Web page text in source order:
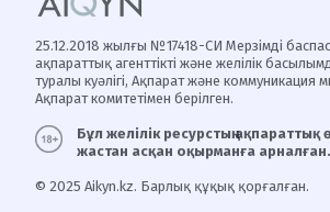
25.12.2018 жылғы №17418-СИ Мерзімді
ақпараттық агенттікті және желілік
туралы куәлігі, Ақпарат және коммуникация
Ақпарат комитетімен берілген.
Бұл желілік ресурстың ақпараттық
жастан асқан оқырманға арналған.
© 2025 Aikyn.kz. Барлық құқық қорғалған.